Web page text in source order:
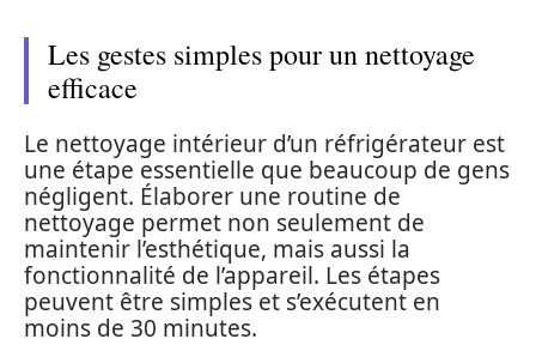
Les gestes simples pour un nettoyage
efficace
Le nettoyage intérieur d’un réfrigérateur est
une étape essentielle que beaucoup de gens
négligent. Élaborer une routine de
nettoyage permet non seulement de
maintenir l’esthétique, mais aussi la
fonctionnalité de l’appareil. Les étapes
peuvent être simples et s’exécutent en
moins de 30 minutes.